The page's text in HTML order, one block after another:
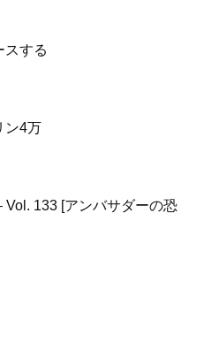
スする
ン4万
Vol. 133 [アンバサダーの恐